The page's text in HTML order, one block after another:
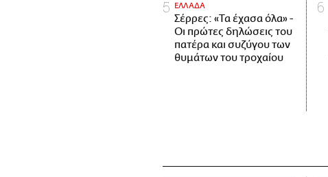
ΕΛΛΑΔΑ
Σέρρες: «Τα έχασα όλα» -
Οι πρώτες δηλώσεις του
πατέρα και συζύγου των
θυμάτων του τροχαίου